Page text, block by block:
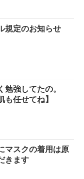
規定のお知らせ
勉強してたの。
も任せてね】
マスクの着用は原
きます